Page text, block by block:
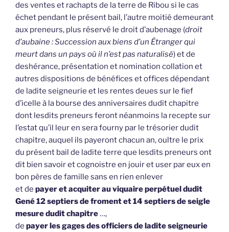
des ventes et rachapts de la terre de Ribou si le cas
échet pendant le présent bail, l’autre moitié demeurant
aux preneurs, plus réservé le droit d’aubenage (droit
d’aubaine : Succession aux biens d’un Étranger qui
meurt dans un pays où il n’est pas naturalisé) et de
deshérance, présentation et nomination collation et
autres dispositions de bénéfices et offices dépendant
de ladite seigneurie et les rentes deues sur le fief
d’icelle à la bourse des anniversaires dudit chapitre
dont lesdits preneurs feront néanmoins la recepte sur
l’estat qu’il leur en sera fourny par le trésorier dudit
chapitre, auquel ils payeront chacun an, oultre le prix
du présent bail de ladite terre que lesdits preneurs ont
dit bien savoir et cognoistre en jouir et user par eux en
bon pères de famille sans en rien enlever
et de payer et acquiter au viquaire perpétuel dudit
Gené 12 septiers de froment et 14 septiers de seigle
mesure dudit chapitre…,
de payer les gages des officiers de ladite seigneurie